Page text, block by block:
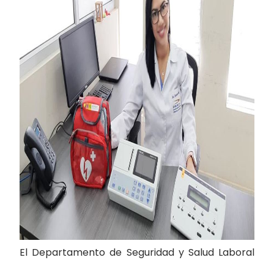
El Departamento de Seguridad y Salud Laboral